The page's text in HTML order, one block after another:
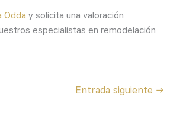
Odda y solicita una valoración
especialistas en remodelación
Entrada siguiente →